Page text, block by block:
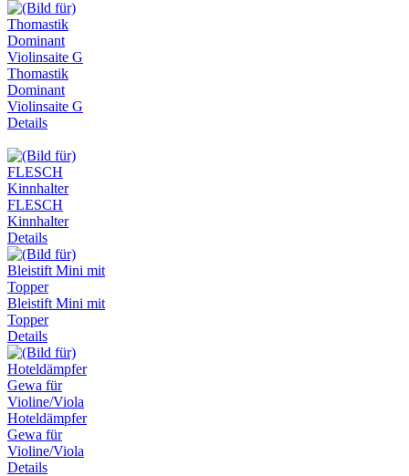
Thomastik
Dominant
Violinsaite G
Details
FLESCH
Kinnhalter
Details
Bleistift Mini mit
Topper
Details
Hoteldämpfer
Gewa für
Violine/Viola
Details